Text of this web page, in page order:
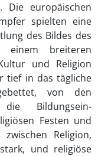
Die europäischen
spielten eine
des Bildes des
breiteren
und Religion
tief in das tägliche
von den
die Bildungsein­
Festen und
Religion,
und religiöse